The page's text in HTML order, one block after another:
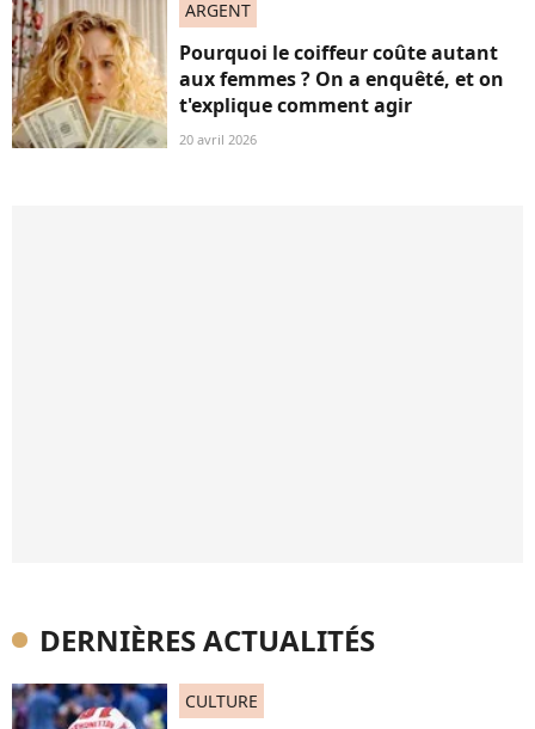
ARGENT
Pourquoi le coiffeur coûte autant
aux femmes ? On a enquêté, et on
t'explique comment agir
20 avril 2026
DERNIÈRES ACTUALITÉS
CULTURE